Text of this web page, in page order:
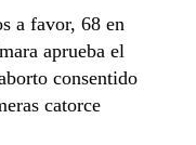
a favor, 68 en
aprueba el
consentido
catorce